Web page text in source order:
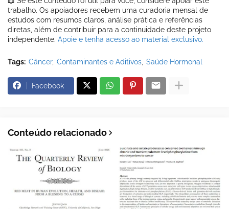
trabalho. Os apoiadores recebem uma curadoria mensal de
estudos com resumos claros, análise prática e referências
diretas, além de contribuir para a continuidade deste projeto
independente. Apoie e tenha acesso ao material exclusivo.
Tags: Câncer Contaminantes e Aditivos Saúde Hormonal
Facebook
Conteúdo relacionado